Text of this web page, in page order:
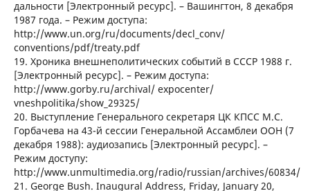
дальности [Электронный ресурс]. – Вашингтон, 8 декабря
1987 года. – Режим доступа:
http://www.un.org/ru/documents/decl_conv/
conventions/pdf/treaty.pdf
19. Хроника внешнеполитических событий в СССР 1988 г.
[Электронный ресурс]. – Режим доступа:
http://www.gorby.ru/archival/ expocenter/
vneshpolitika/show_29325/
20. Выступление Генерального секретаря ЦК КПСС М.С.
Горбачева на 43-й сессии Генеральной Ассамблеи ООН (7
декабря 1988): аудиозапись [Электронный ресурс]. –
Режим доступу:
http://www.unmultimedia.org/radio/russian/archives/60834/
21. George Bush. Inaugural Address, Friday, January 20,